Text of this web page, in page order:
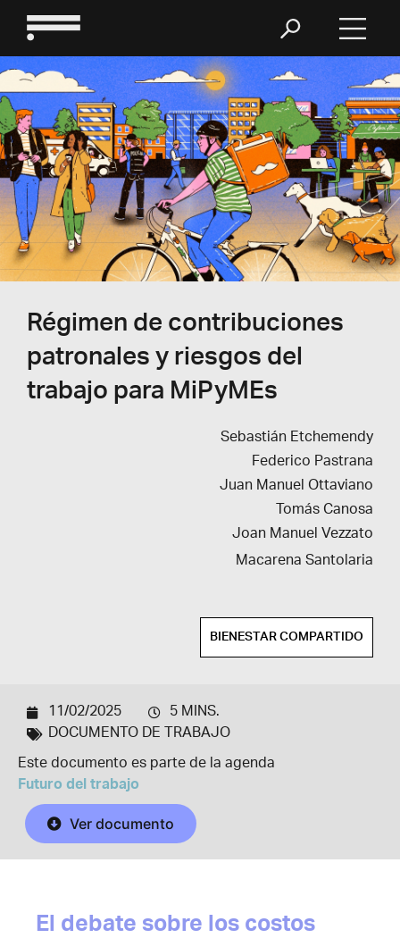
Régimen de contribuciones
patronales y riesgos del
trabajo para MiPyMEs
Sebastián Etchemendy
Federico Pastrana
Juan Manuel Ottaviano
Tomás Canosa
Joan Manuel Vezzato
Macarena Santolaria
BIENESTAR COMPARTIDO
Ver documento
Este documento es parte de la agenda
Futuro del trabajo
11/02/2025
5 MINS.
DOCUMENTO DE TRABAJO
El debate sobre los costos